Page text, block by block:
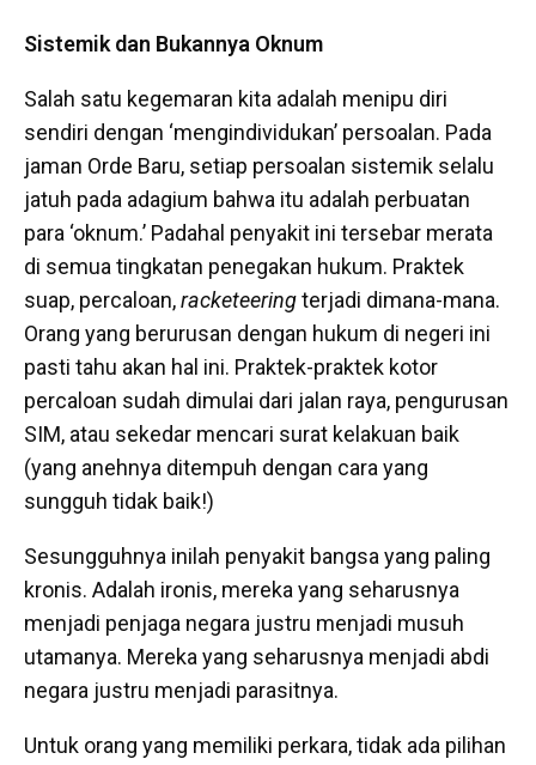
Sistemik dan Bukannya Oknum
Salah satu kegemaran kita adalah menipu diri
sendiri dengan ‘mengindividukan’ persoalan. Pada
jaman Orde Baru, setiap persoalan sistemik selalu
jatuh pada adagium bahwa itu adalah perbuatan
para ‘oknum.’ Padahal penyakit ini tersebar merata
di semua tingkatan penegakan hukum. Praktek
suap, percaloan,racketeeringterjadi dimana-mana.
Orang yang berurusan dengan hukum di negeri ini
pasti tahu akan hal ini. Praktek-praktek kotor
percaloan sudah dimulai dari jalan raya, pengurusan
SIM, atau sekedar mencari surat kelakuan baik
(yang anehnya ditempuh dengan cara yang
sungguh tidak baik!)
Sesungguhnya inilah penyakit bangsa yang paling
kronis. Adalah ironis, mereka yang seharusnya
menjadi penjaga negara justru menjadi musuh
utamanya. Mereka yang seharusnya menjadi abdi
negara justru menjadi parasitnya.
Untuk orang yang memiliki perkara, tidak ada pilihan